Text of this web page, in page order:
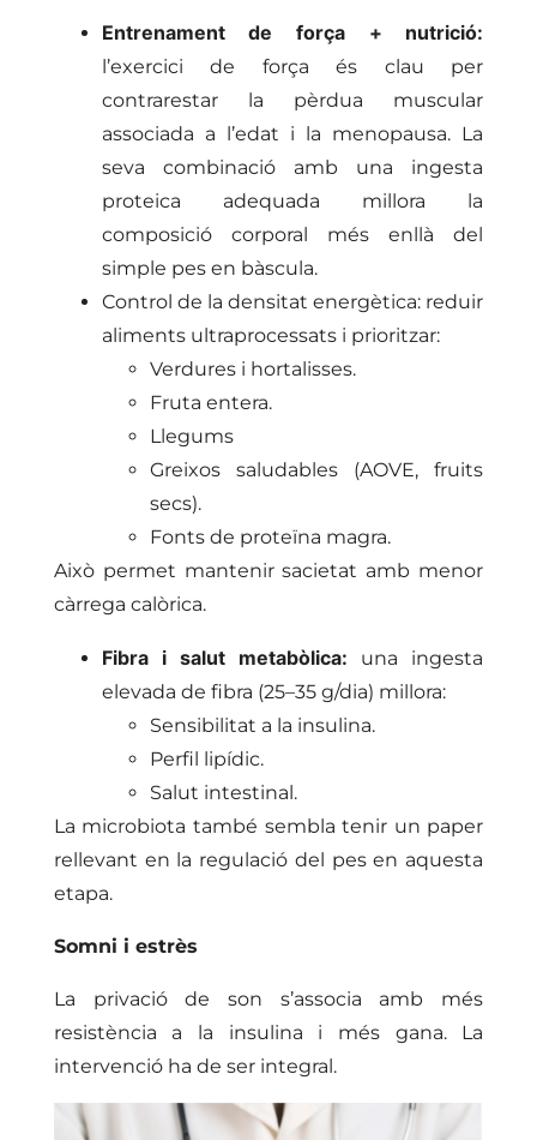
Entrenament de força + nutrició:
l’exercici de força és clau per
contrarestar la pèrdua muscular
associada a l’edat i la menopausa. La
seva combinació amb una ingesta
proteica adequada millora la
composició corporal més enllà del
simple pes en bàscula.
Control de la densitat energètica: reduir
aliments ultraprocessats i prioritzar:
Verdures i hortalisses.
Fruta entera.
Llegums
Greixos saludables (AOVE, fruits
secs).
Fonts de proteïna magra.
Això permet mantenir sacietat amb menor
càrrega calòrica.
Fibra i salut metabòlica: una ingesta
elevada de fibra (25–35 g/dia) millora:
Sensibilitat a la insulina.
Perfil lipídic.
Salut intestinal.
La microbiota també sembla tenir un paper
rellevant en la regulació del pes en aquesta
etapa.
Somni i estrès
La privació de son s’associa amb més
resistència a la insulina i més gana. La
intervenció ha de ser integral.